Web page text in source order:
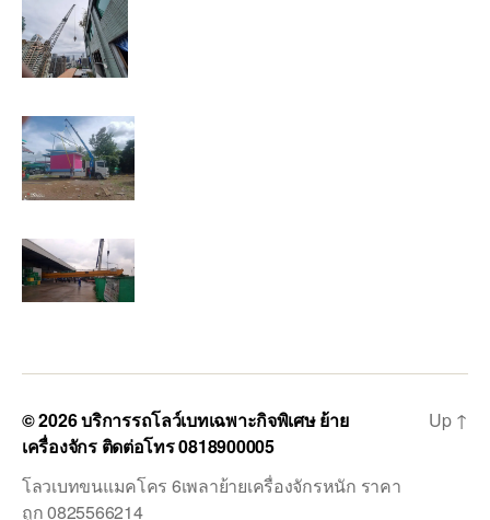
© 2026บริการรถโลว์เบทเฉพาะกิจพิเศษ ย้าย
เครื่องจักร ติดต่อโทร 0818900005
โลวเบทขนแมคโคร 6เพลาย้ายเครื่องจักรหนัก ราคา
ถูก 0825566214
Up ↑